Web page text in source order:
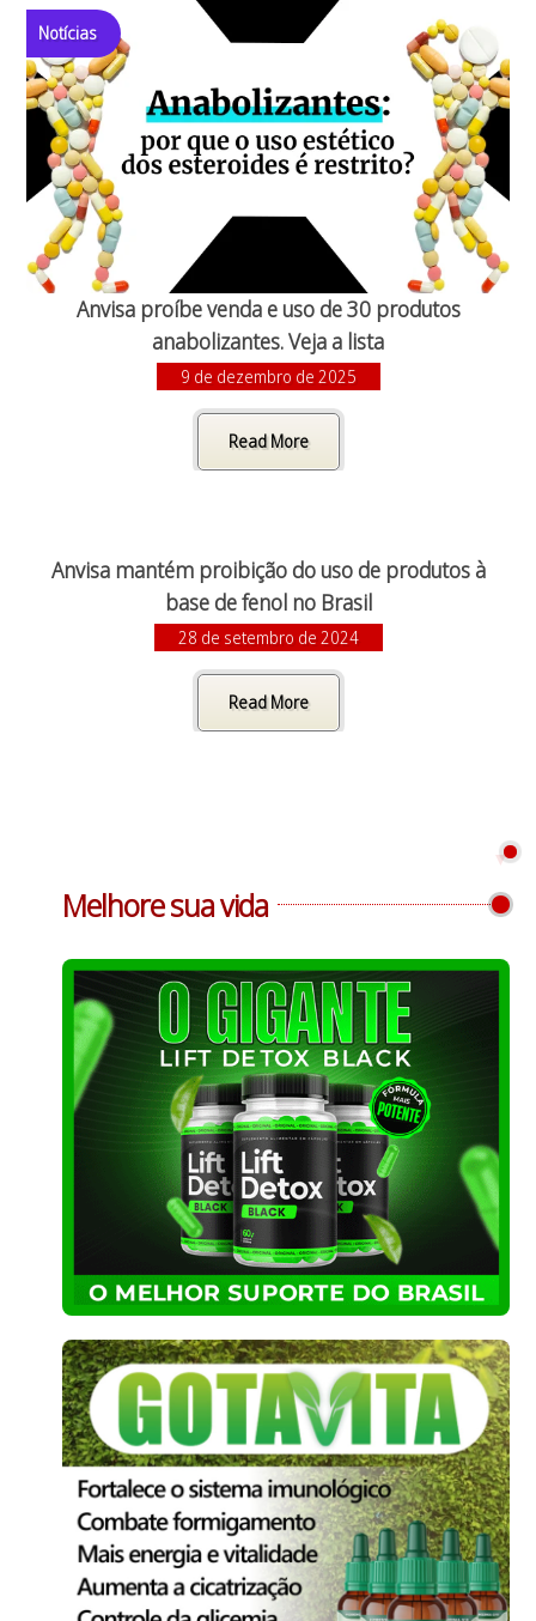
Notícias
Anvisa proíbe venda e uso de 30 produtos
anabolizantes. Veja a lista
9 de dezembro de 2025
Read More
Anvisa mantém proibição do uso de produtos à
base de fenol no Brasil
28 de setembro de 2024
Read More
Melhore sua vida